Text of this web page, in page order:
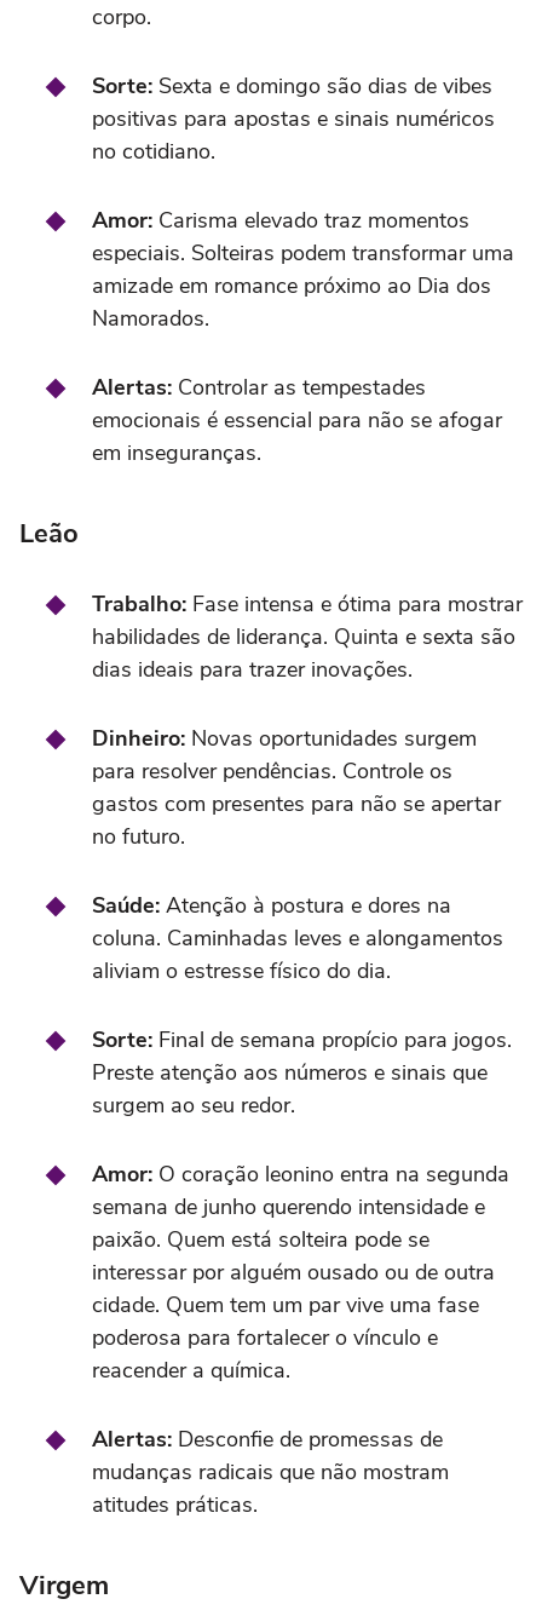
corpo.
Sorte: Sexta e domingo são dias de vibes
positivas para apostas e sinais numéricos
no cotidiano.
Amor: Carisma elevado traz momentos
especiais. Solteiras podem transformar uma
amizade em romance próximo ao Dia dos
Namorados.
Alertas: Controlar as tempestades
emocionais é essencial para não se afogar
em inseguranças.
Leão
Trabalho: Fase intensa e ótima para mostrar
habilidades de liderança. Quinta e sexta são
dias ideais para trazer inovações.
Dinheiro: Novas oportunidades surgem
para resolver pendências. Controle os
gastos com presentes para não se apertar
no futuro.
Saúde: Atenção à postura e dores na
coluna. Caminhadas leves e alongamentos
aliviam o estresse físico do dia.
Sorte: Final de semana propício para jogos.
Preste atenção aos números e sinais que
surgem ao seu redor.
Amor: O coração leonino entra na segunda
semana de junho querendo intensidade e
paixão. Quem está solteira pode se
interessar por alguém ousado ou de outra
cidade. Quem tem um par vive uma fase
poderosa para fortalecer o vínculo e
reacender a química.
Alertas: Desconfie de promessas de
mudanças radicais que não mostram
atitudes práticas.
Virgem